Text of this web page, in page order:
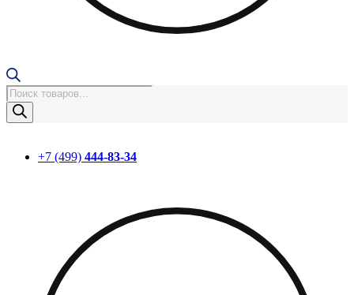
Поиск
товаров
+7 (499) 444-83-34